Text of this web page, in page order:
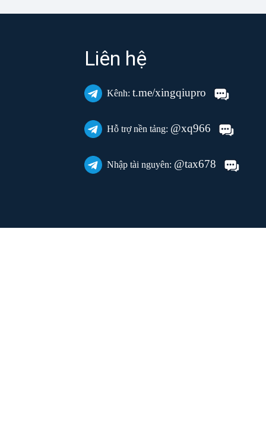
Liên hệ
Kênh: t.me/xingqiupro
Hỗ trợ nền tảng: @xq966
Nhập tài nguyên: @tax678